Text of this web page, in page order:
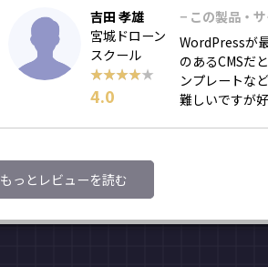
吉田 孝雄
宮城ドローン
スクール
★★★★★
★★★★★
4.0
− この製品・
WordPressが
のあるCMSだ
ンプレートな
難しいですが
もっとレビューを読む